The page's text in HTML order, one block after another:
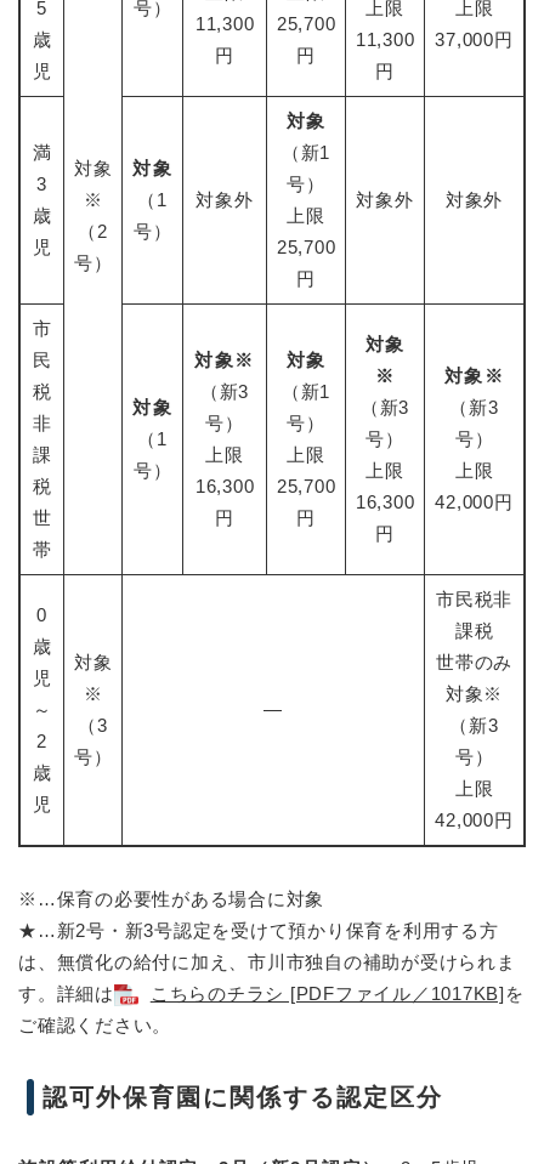
5
歳
児
対象
※
（2
号）
号）
11,300
円
25,700
円
上限
11,300
円
上限
37,000円
満
3
歳
児
対象
（1
号）
対象外
対象
（新1
号）
上限
25,700
円
対象外 対象外
市
民
税
非
課
税
世
帯
対象
（1
号）
対象※
（新3
号）
上限
16,300
円
対象
（新1
号）
上限
25,700
円
対象
※
（新3
号）
上限
16,300
円
対象※
（新3
号）
上限
42,000円
0
歳
児
～
2
歳
児
対象
※
（3
号）
―
市民税非
課税
世帯のみ
対象※
（新3
号）
上限
42,000円
※…保育の必要性がある場合に対象
★…新2号・新3号認定を受けて預かり保育を利用する方
は、無償化の給付に加え、市川市独自の補助が受けられま
す。詳細は
こちらのチラシ [PDFファイル／1017KB] を
ご確認ください。
認可外保育園に関係する認定区分